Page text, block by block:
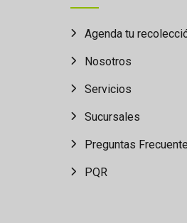
Agenda tu
Nosotros
Servicios
Sucursales
Preguntas
PQR